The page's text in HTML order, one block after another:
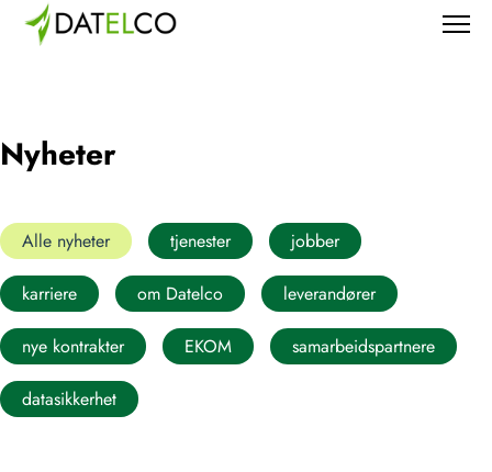
Nyheter
Alle nyheter tjenester jobber
karriere om Datelco leverandører
nye kontrakter EKOM samarbeidspartnere
datasikkerhet